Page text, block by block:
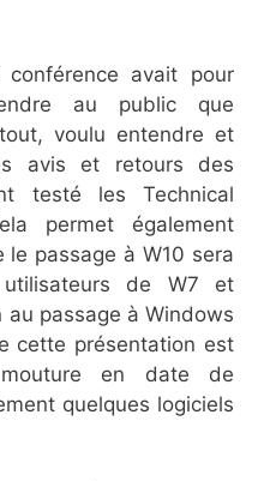
conférence avait pour
au public que
voulu entendre et
avis et retours des
testé les Technical
permet également
le passage à W10 sera
de W7 et
au passage à Windows
cette présentation est
en date de
quelques logiciels